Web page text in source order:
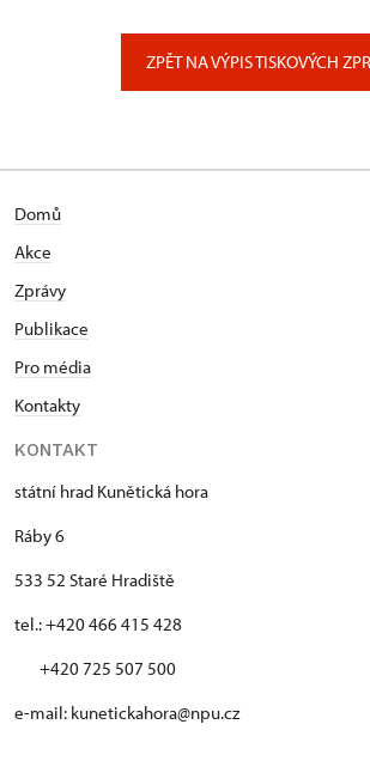
ZPĚT NA VÝPIS TISKOVÝCH
Domů
Akce
Zprávy
Publikace
Pro média
Kontakty
KONTAKT
státní hrad Kunětická hora
Ráby 6
533 52 Staré Hradiště
tel.: +420 466 415 428
+420 725 507 500
e-mail: kunetickahora@npu.cz